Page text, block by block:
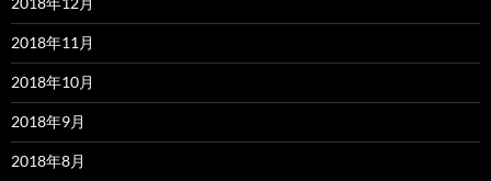
2018年11月
2018年10月
2018年9月
2018年8月